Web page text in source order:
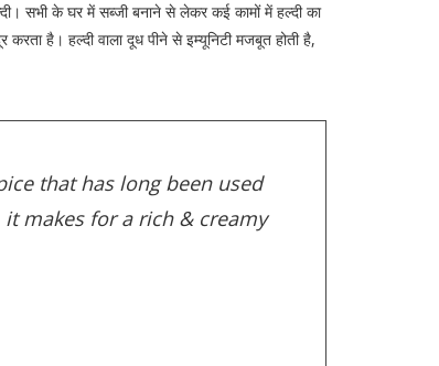
सभी के घर में सब्जी बनाने से लेकर कई कामों में हल्दी का
करता है। हल्दी वाला दूध पीने से इम्यूनिटी मजबूत होती है,
that has long been used
makes for a rich & creamy